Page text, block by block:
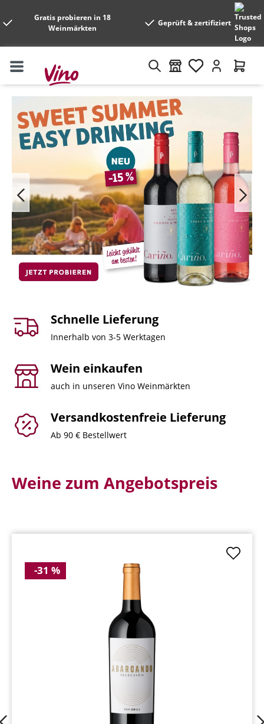
Gratis probieren in 18
Weinmärkten
Geprüft & zertifiziert
Bildergalerie überspringen
Schnelle Lieferung
Innerhalb von 3-5 Werktagen
Wein einkaufen
auch in unseren Vino Weinmärkten
Versandkostenfreie Lieferung
Ab 90 € Bestellwert
Weine zum Angebotspreis
-31 %